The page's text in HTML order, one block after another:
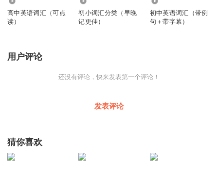
高中英语词汇（可点
读）
初小词汇分类（早晚
记更佳）
初中英语词汇（带例
句＋带字幕）
用户评论
还没有评论，快来发表第一个评论！
发表评论
猜你喜欢